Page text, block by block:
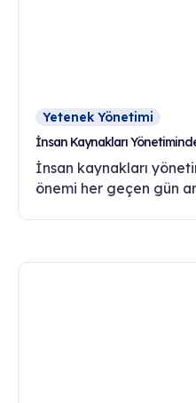
Yetenek Yönetimi
İnsan Kaynakları
İnsan kaynakları
önemi her geçen gün